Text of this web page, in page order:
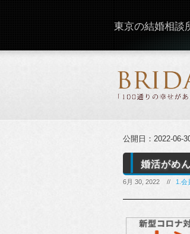
東京の結婚相談
公開日： 2022-06-
婚活がめ
6月 30, 2022 // 1.会